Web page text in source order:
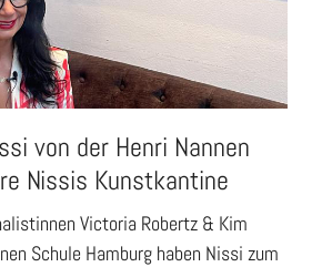
von der Henri Nannen
Nissis Kunstkantine
Victoria Robertz & Kim
Schule Hamburg haben Nissi zum